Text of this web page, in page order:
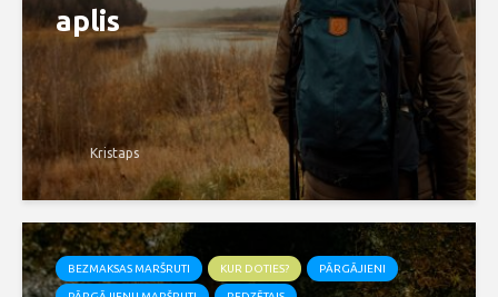
aplis
Kristaps
BEZMAKSAS MARŠRUTI KUR DOTIES? PĀRGĀJIENI